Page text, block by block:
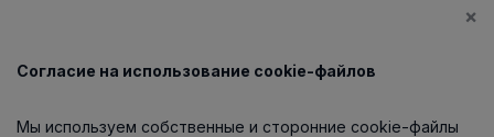
Каталог
×
Согласие на использование cookie-файлов
Мы используем собственные и сторонние cookie-файлы